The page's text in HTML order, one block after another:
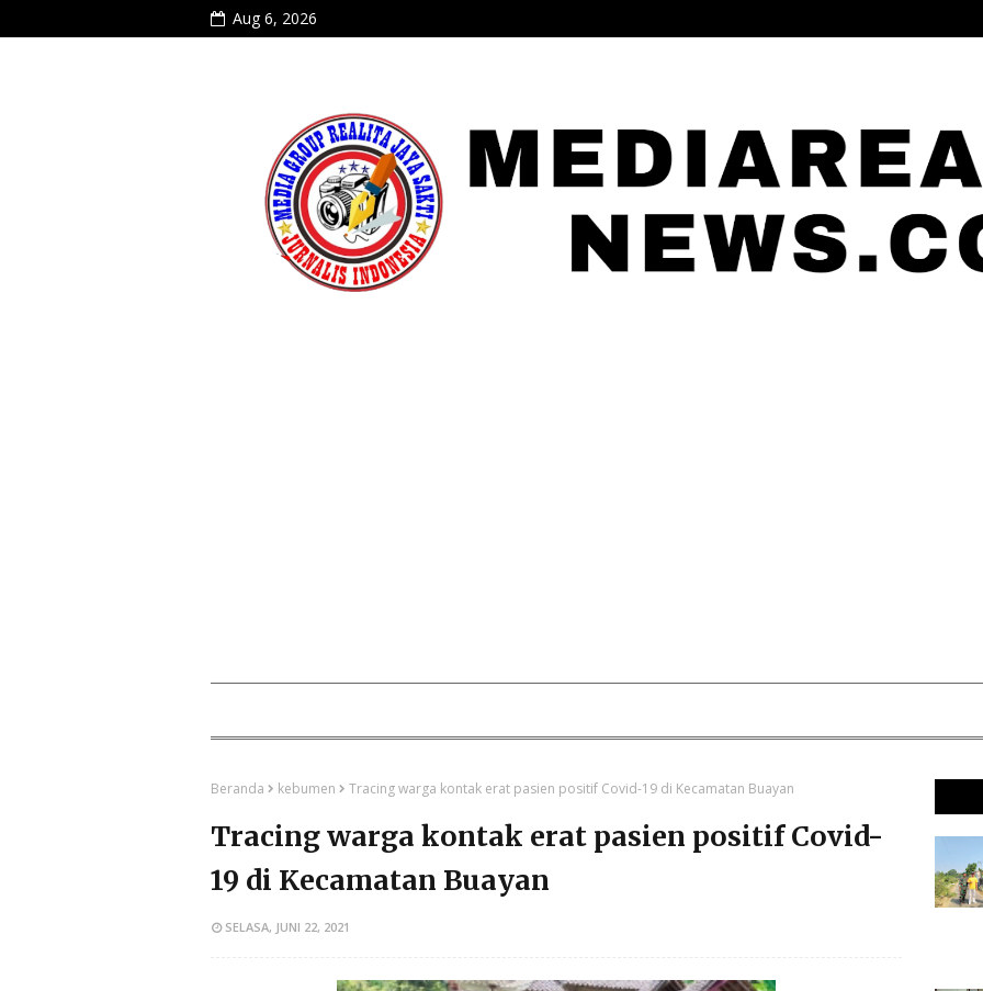
Aug 6, 2026
Beranda kebumen Tracing warga kontak erat pasien positif Covid-19 di Kecamatan Buayan
Tracing warga kontak erat pasien positif Covid-
19 di Kecamatan Buayan
SELASA, JUNI 22, 2021